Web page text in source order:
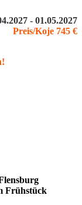
- 01.05.2027
Preis/Koje 745 €
Frühstück